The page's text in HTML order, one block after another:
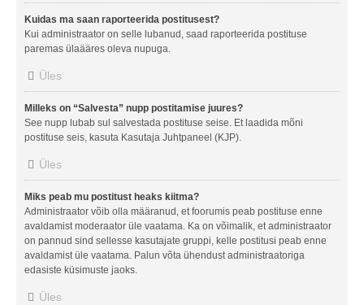
Kuidas ma saan raporteerida postitusest?
Kui administraator on selle lubanud, saad raporteerida postituse
paremas ülaääres oleva nupuga.
Üles
Milleks on “Salvesta” nupp postitamise juures?
See nupp lubab sul salvestada postituse seise. Et laadida mõni
postituse seis, kasuta Kasutaja Juhtpaneel (KJP).
Üles
Miks peab mu postitust heaks kiitma?
Administraator võib olla määranud, et foorumis peab postituse enne
avaldamist moderaator üle vaatama. Ka on võimalik, et administraator
on pannud sind sellesse kasutajate gruppi, kelle postitusi peab enne
avaldamist üle vaatama. Palun võta ühendust administraatoriga
edasiste küsimuste jaoks.
Üles